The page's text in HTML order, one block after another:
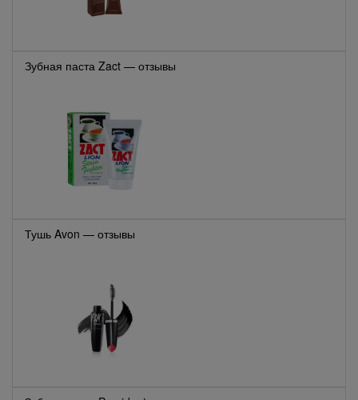
Зубная паста Zact — отзывы
Тушь Avon — отзывы